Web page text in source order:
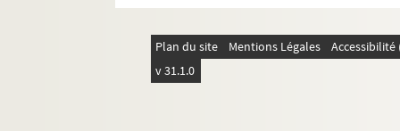
Plan du site Mentions Légales
v 31.1.0